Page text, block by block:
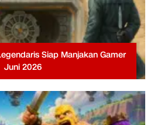
Siap Manjakan Gamer
Juni 2026